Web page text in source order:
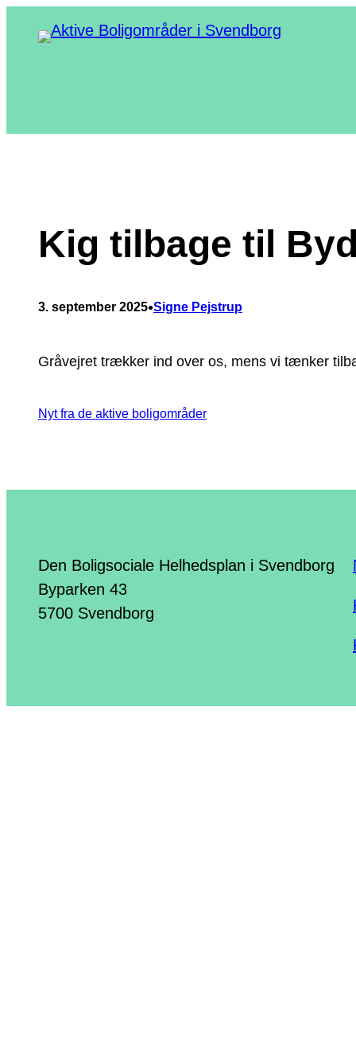
Kig tilbage til
3. september 2025•Signe Pejstrup
Gråvejret trækker ind over os, mens vi tænker
Nyt fra de aktive boligområder
Den Boligsociale Helhedsplan i Svendborg
Byparken 43
5700 Svendborg